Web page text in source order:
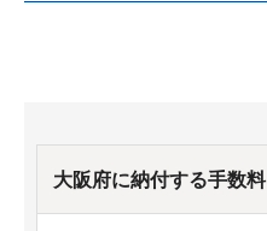
大阪府に納付する手数料